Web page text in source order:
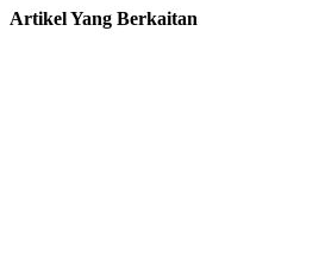
Artikel Yang Berkaitan